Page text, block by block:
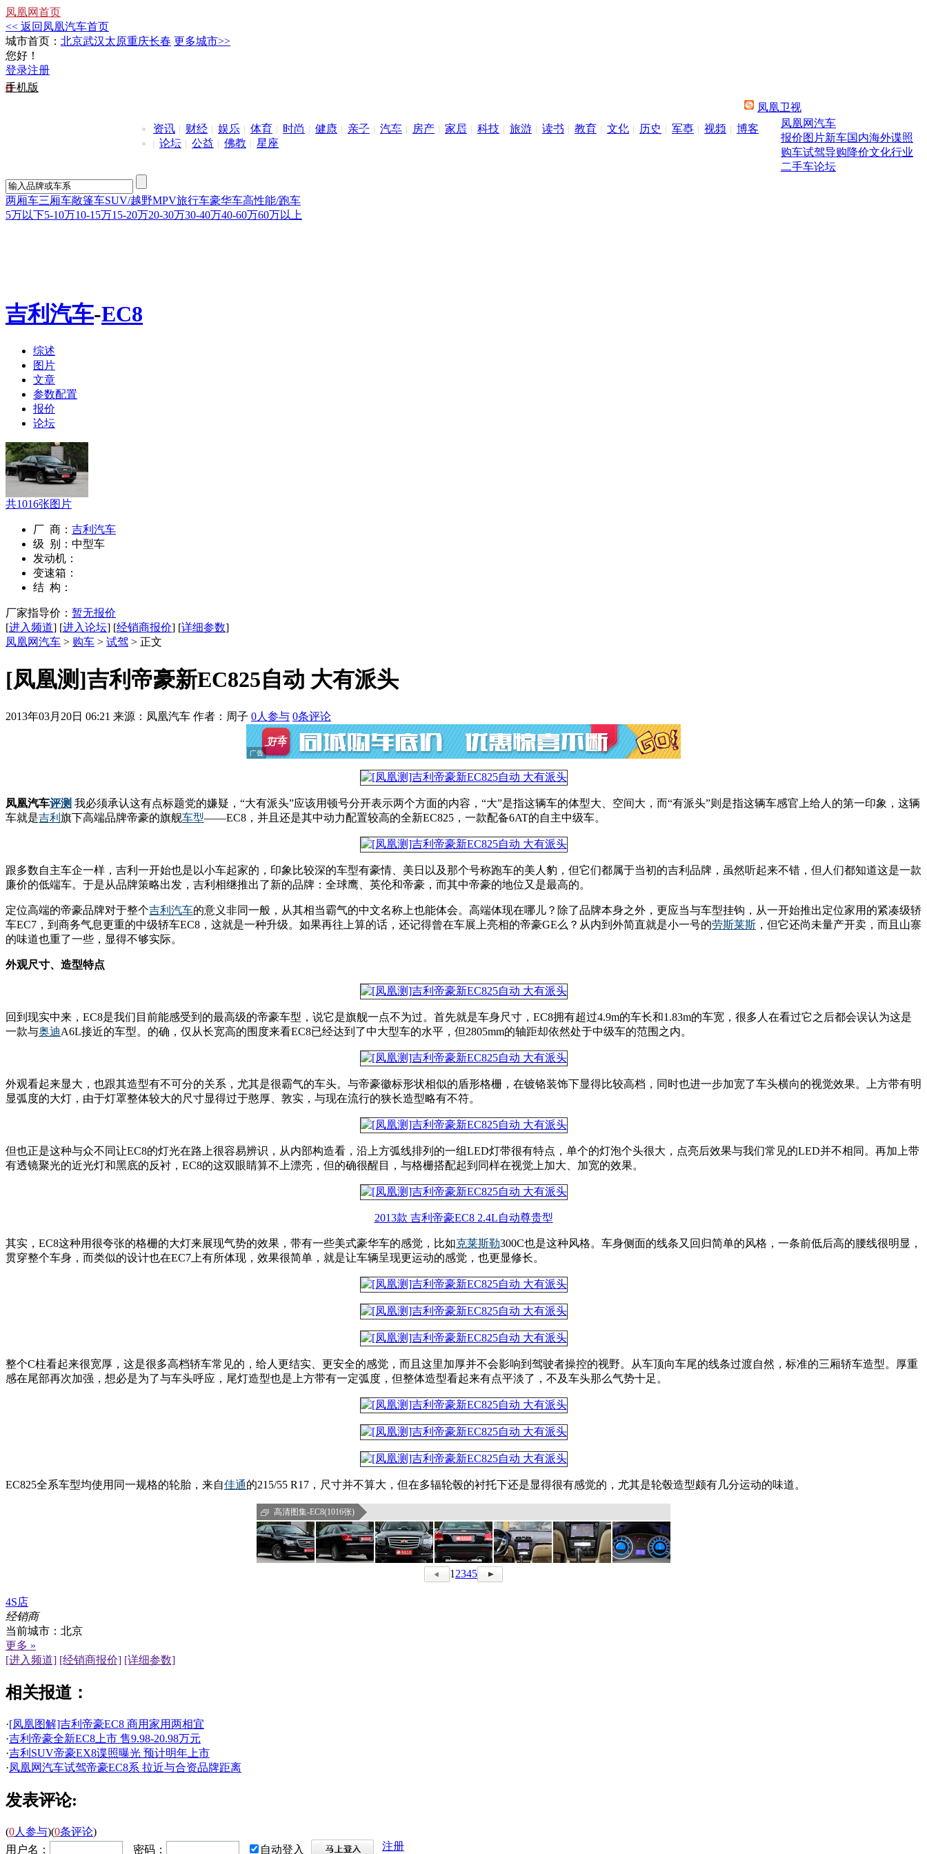
凤凰网首页
<< 返回凤凰汽车首页
城市首页： 北京武汉太原重庆长春 更多城市>>
您好！
登录注册
手机版
凤凰卫视
资讯
财经 娱乐 体育 时尚 健康 亲子 汽车 房产 家居 科技 旅游 读书 教育 文化 历史 军事 视频
博客
论坛
公益 佛教 星座
凤凰网汽车
报价图片新车国内海外谍照
购车试驾导购降价文化行业
二手车论坛
两厢车三厢车敞篷车SUV/越野MPV旅行车豪华车高性能/跑车
5万以下5-10万10-15万15-20万20-30万30-40万40-60万60万以上
吉利汽车-EC8
综述
图片
文章
参数配置
报价
论坛
共1016张图片
厂 商： 吉利汽车
级 别： 中型车
发动机：
变速箱：
结 构：
厂家指导价： 暂无报价
[进入频道] [进入论坛] [经销商报价] [详细参数]
凤凰网汽车 > 购车 > 试驾 > 正文
[凤凰测]吉利帝豪新EC825自动 大有派头
2013年03月20日 06:21 来源：凤凰汽车 作者： 周子 0人参与 0条评论
凤凰汽车评测 我必须承认这有点标题党的嫌疑，“大有派头”应该用顿号分开表示两个方面的内容，“大”是指这辆车的体型大、空间大，而“有派头”则是指这辆车感官上给人的第一印象，这辆
车就是吉利 旗下高端品牌帝豪的旗舰车型——EC8，并且还是其中动力配置较高的全新EC825，一款配备6AT的自主中级车。
跟多数自主车企一样，吉利一开始也是以小车起家的，印象比较深的车型有豪情、美日以及那个号称跑车的美人豹，但它们都属于当初的吉利品牌，虽然听起来不错，但人们都知道这是一款
廉价的低端车。于是从品牌策略出发，吉利相继推出了新的品牌：全球鹰、英伦和帝豪，而其中帝豪的地位又是最高的。
定位高端的帝豪品牌对于整个吉利汽车的意义非同一般，从其相当霸气的中文名称上也能体会。高端体现在哪儿？除了品牌本身之外，更应当与车型挂钩，从一开始推出定位家用的紧凑级轿
车EC7，到商务气息更重的中级轿车EC8，这就是一种升级。如果再往上算的话，还记得曾在车展上亮相的帝豪GE么？从内到外简直就是小一号的劳斯莱斯 ，但它还尚未量产开卖，而且山寨
的味道也重了一些，显得不够实际。
外观尺寸、造型特点
回到现实中来，EC8是我们目前能感受到的最高级的帝豪车型，说它是旗舰一点不为过。首先就是车身尺寸，EC8拥有超过4.9m的车长和1.83m的车宽，很多人在看过它之后都会误认为这是
一款与奥迪A6L接近的车型。的确，仅从长宽高的围度来看EC8已经达到了中大型车的水平，但2805mm的轴距却依然处于中级车的范围之内。
外观看起来显大，也跟其造型有不可分的关系，尤其是很霸气的车头。与帝豪徽标形状相似的盾形格栅，在镀铬装饰下显得比较高档，同时也进一步加宽了车头横向的视觉效果。上方带有明
显弧度的大灯，由于灯罩整体较大的尺寸显得过于憨厚、敦实，与现在流行的狭长造型略有不符。
但也正是这种与众不同让EC8的灯光在路上很容易辨识，从内部构造看，沿上方弧线排列的一组LED灯带很有特点，单个的灯泡个头很大，点亮后效果与我们常见的LED并不相同。再加上带
有透镜聚光的近光灯和黑底的反衬，EC8的这双眼睛算不上漂亮，但的确很醒目，与格栅搭配起到同样在视觉上加大、加宽的效果。
2013款 吉利帝豪EC8 2.4L自动尊贵型
其实，EC8这种用很夸张的格栅的大灯来展现气势的效果，带有一些美式豪华车的感觉，比如克莱斯勒300C也是这种风格。车身侧面的线条又回归简单的风格，一条前低后高的腰线很明显，
贯穿整个车身，而类似的设计也在EC7上有所体现，效果很简单，就是让车辆呈现更运动的感觉，也更显修长。
整个C柱看起来很宽厚，这是很多高档轿车常见的，给人更结实、更安全的感觉，而且这里加厚并不会影响到驾驶者操控的视野。从车顶向车尾的线条过渡自然，标准的三厢轿车造型。厚重
感在尾部再次加强，想必是为了与车头呼应，尾灯造型也是上方带有一定弧度，但整体造型看起来有点平淡了，不及车头那么气势十足。
EC825全系车型均使用同一规格的轮胎，来自佳通的215/55 R17，尺寸并不算大，但在多辐轮毂的衬托下还是显得很有感觉的，尤其是轮毂造型颇有几分运动的味道。
高清图集-EC8(1016张)
1 2345
4S店
经销商
当前城市： 北京
更多 »
[进入频道] [经销商报价] [详细参数]
相关报道：
·[凤凰图解]吉利帝豪EC8 商用家用两相宜
·吉利帝豪全新EC8上市 售9.98-20.98万元
·吉利SUV帝豪EX8谍照曝光 预计明年上市
·凤凰网汽车试驾帝豪EC8系 拉近与合资品牌距离
发表评论:
(0人参与)(0条评论)
用户名：
密码： 自动登入 注册